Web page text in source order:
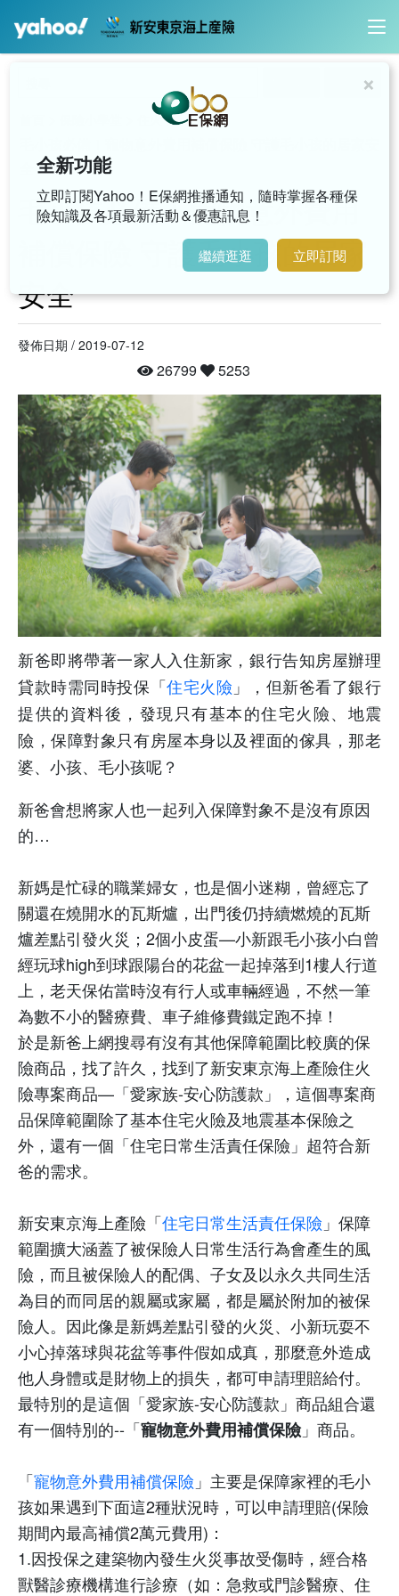
影音搜尋
住火 >
毛小孩必備！寵物意外費用
補償保險 守護毛小孩的居家
安全
發佈日期 / 2019-07-12
26799 5253
新爸即將帶著一家人入住新家，銀行告知房屋辦理
貸款時需同時投保「住宅火險 」，但新爸看了銀行
提供的資料後，發現只有基本的住宅火險、地震
險，保障對象只有房屋本身以及裡面的傢具，那老
婆、小孩、毛小孩呢？
新爸會想將家人也一起列入保障對象不是沒有原因
的…
新媽是忙碌的職業婦女，也是個小迷糊，曾經忘了
關還在燒開水的瓦斯爐，出門後仍持續燃燒的瓦斯
爐差點引發火災； 2個小皮蛋—小新跟毛小孩小白曾
經玩球high到球跟陽台的花盆一起掉落到1樓人行道
上，老天保佑當時沒有行人或車輛經過，不然一筆
為數不小的醫療費、車子維修費鐵定跑不掉！
於是新爸上網搜尋有沒有其他保障範圍比較廣的保
險商品，找了許久，找到了新安東京海上產險住火
險專案商品—「愛家族-安心防護款」，這個專案商
品保障範圍除了基本住宅火險及地震基本保險之
外，還有一個「住宅日常生活責任保險」超符合新
爸的需求。
新安東京海上產險「住宅日常生活責任保險 」 保障
範圍擴大涵蓋了被保險人日常生活行為會產生的風
險，而且被保險人的配偶、子女及以永久共同生活
為目的而同居的親屬或家屬，都是屬於附加的被保
險人。因此像是新媽差點引發的火災、小新玩耍不
小心掉落球與花盆等事件假如成真，那麼意外造成
他人身體或是財物上的損失，都可申請理賠給付。
最特別的是這個「愛家族-安心防護款」商品組合還
有一個特別的-- 「寵物意外費用補償保險」商品。
「寵物意外費用補償保險 」主要是保障家裡的毛小
孩如果遇到下面這2種狀況時，可以申請理賠(保險
期間內最高補償2萬元費用) ：
1.因投保之建築物內發生火災事故受傷時，經合格
獸醫診療機構進行診療（如：急救或門診醫療、住
×
全新功能
立即訂閱Yahoo！E保網推播通知，隨時掌握各種保
險知識及各項最新活動＆優惠訊息！
繼續逛逛 立即訂閱